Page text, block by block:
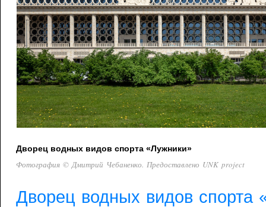
Дворец водных видов спорта «Лужники»
Фотография © Дмитрий Чебаненко. Предоставлено UNK project
Дворец водных видов спорта